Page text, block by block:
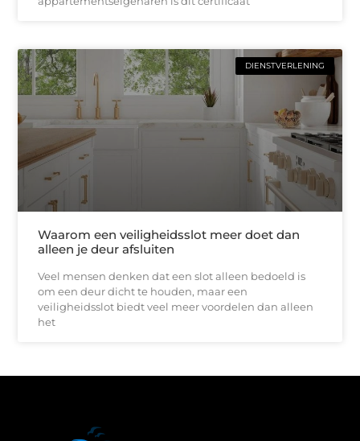
DIENSTVERLENING
Waarom een veiligheidsslot meer doet dan
alleen je deur afsluiten
Veel mensen denken dat een slot alleen bedoeld is
om een deur dicht te houden, maar een
veiligheidsslot biedt veel meer voordelen dan alleen
het